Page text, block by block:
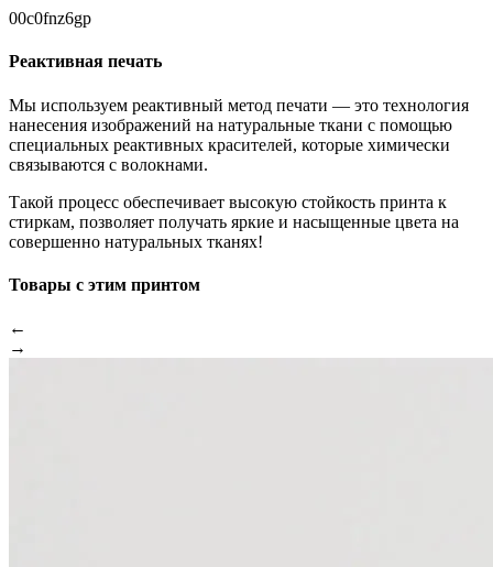
00c0fnz6gp
Реактивная печать
Мы используем реактивный метод печати — это технология
нанесения изображений на натуральные ткани с помощью
специальных реактивных красителей, которые химически
связываются с волокнами.
Такой процесс обеспечивает высокую стойкость принта к
стиркам, позволяет получать яркие и насыщенные цвета на
совершенно натуральных тканях!
Товары с этим принтом
←
→